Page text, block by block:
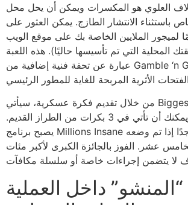
العلوي هو المكسرات ويمكن أن يحل محل
باستثناء الانتشار الطازج. يمكن العثور على
لميجور الملايين الخاصة بك على موقع الويب
المحلية التي تم تأسيسها حاليًا). هذه اللعبة
عبارة عن تحفة فنية إضافية من Gamble ‘n Go وهي مجموعة
من خلال تقديم فكرة عسكرية، سيأتي Biggest Many في 5
بكرات أخرى، ويمكنك أن تأتي في 3 بكرات من الطراز القديم.
يصبح برنامج Millions Insane الرئيسي مهمًا جدًا إذا تم وضعه
عشر. الفوز بالجائزة الكبرى لأكبر مئات
داخل العملية